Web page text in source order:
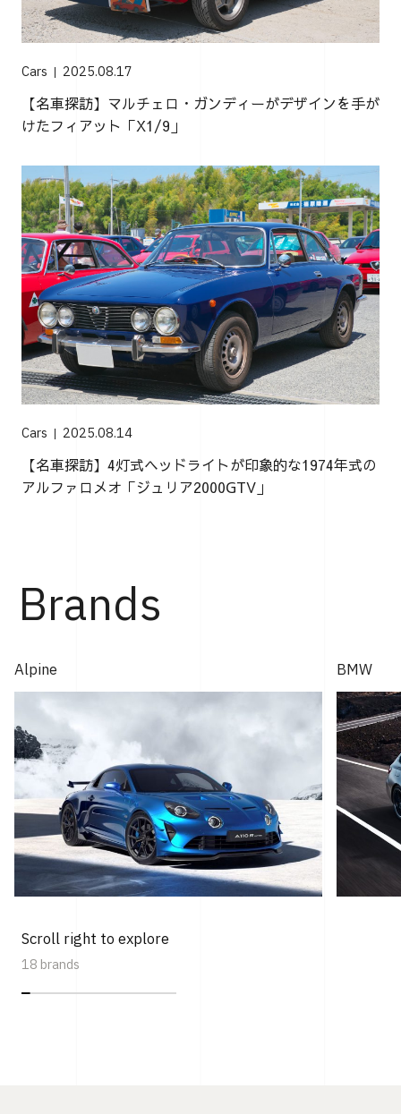
Cars 2025.08.17
【名車探訪】マルチェロ・ガンディーがデザインを手が
けたフィアット「X1/9」
Cars 2025.08.14
【名車探訪】4灯式ヘッドライトが印象的な1974年式の
アルファロメオ「ジュリア2000GTV」
Brands
Alpine BMW
Scroll right to explore
18 brands